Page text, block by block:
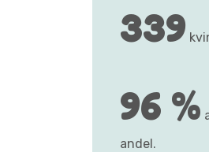
339
96 %
andel.